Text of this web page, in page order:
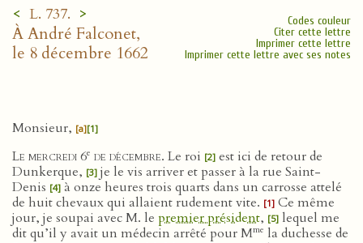
< L. 737. >
À André Falconet,
le 8 décembre 1662
Codes couleur
Citer cette lettre
Imprimer cette lettre
Imprimer cette lettre avec ses notes
Monsieur, [a][1]
Le mercredi 6e de décembre. Le roi [2] est ici de retour de
Dunkerque, [3] je le vis arriver et passer à la rue Saint-
Denis [4] à onze heures trois quarts dans un carrosse attelé
de huit chevaux qui allaient rudement vite. [1] Ce même
jour, je soupai avec M. le premier président, [5] lequel me
dit qu’il y avait un médecin arrêté pour Mme la duchesse de